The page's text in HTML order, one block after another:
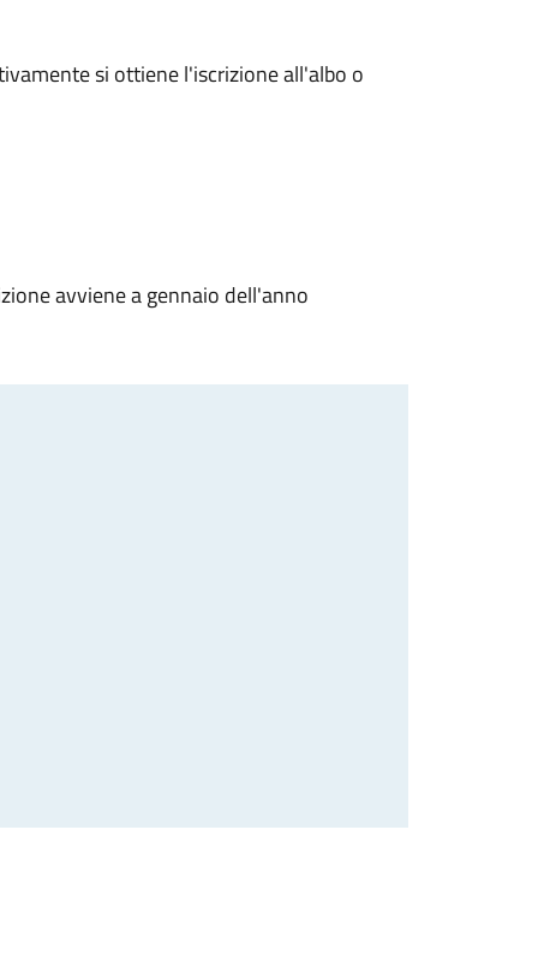
si ottiene l'iscrizione all'albo o
avviene a gennaio dell'anno